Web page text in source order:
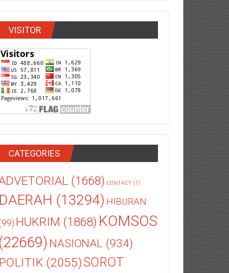
VISITOR
CATEGORIES
(1668) CONTACT (1)
DAERAH (13294) HIBURAN
HUKRIM (1868) KOMSOS
(22669) NASIONAL (934)
POLITIK (2055)SOROT